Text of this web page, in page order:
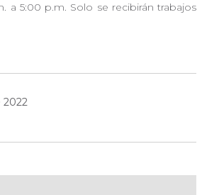
a 5:00 p.m. Solo se recibirán trabajos
2022